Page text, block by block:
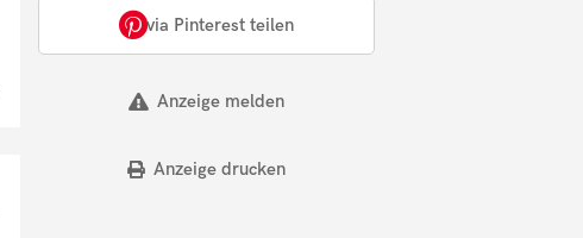
via Pinterest teilen
Anzeige melden
Anzeige drucken